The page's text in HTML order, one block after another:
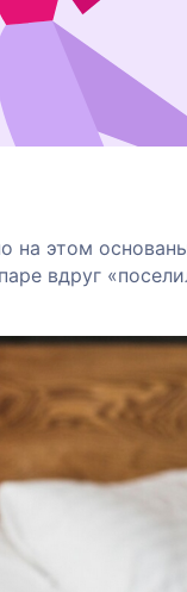
на этом
вдруг